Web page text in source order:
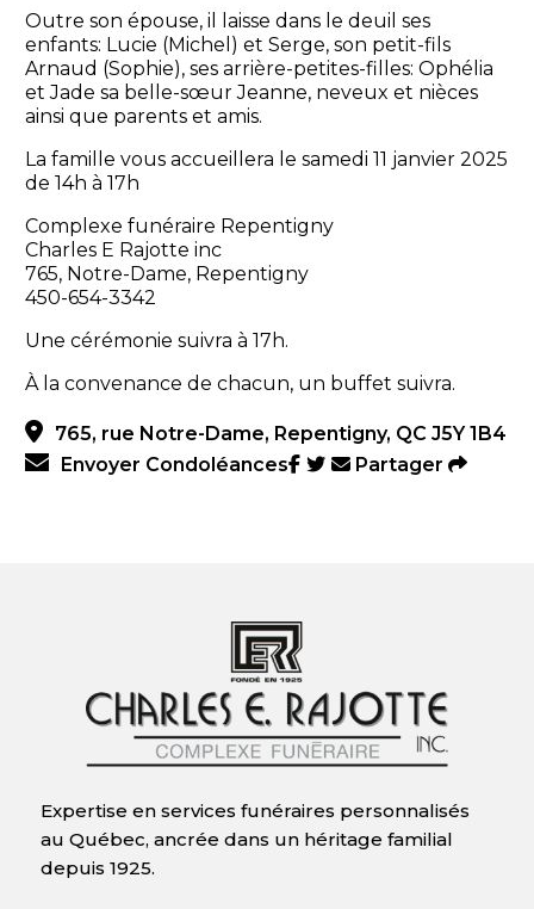
Outre son épouse, il laisse dans le deuil ses
enfants: Lucie (Michel) et Serge, son petit-fils
Arnaud (Sophie), ses arrière-petites-filles: Ophélia
et Jade sa belle-sœur Jeanne, neveux et nièces
ainsi que parents et amis.
La famille vous accueillera le samedi 11 janvier 2025
de 14h à 17h
Complexe funéraire Repentigny
Charles E Rajotte inc
765, Notre-Dame, Repentigny
450-654-3342
Une cérémonie suivra à 17h.
À la convenance de chacun, un buffet suivra.
765, rue Notre-Dame, Repentigny, QC J5Y 1B4
Envoyer Condoléances
Partager
Expertise en services funéraires personnalisés
au Québec, ancrée dans un héritage familial
depuis 1925.